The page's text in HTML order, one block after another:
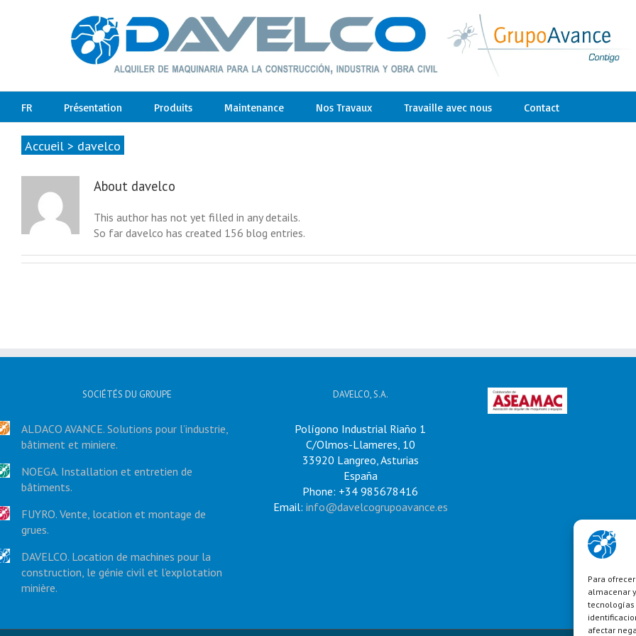
Para
almacenar
tecnologías
afectar
FR Présentation Produits Maintenance Nos Travaux Travaille avec nous Contact
Accueil > davelco
About davelco
This author has not yet filled in any details.
So far davelco has created 156 blog entries.
SOCIÉTÉS DU GROUPE
ALDACO AVANCE. Solutions pour l’industrie,
bâtiment et miniere.
NOEGA. Installation et entretien de
bâtiments.
FUYRO. Vente, location et montage de
grues.
DAVELCO. Location de machines pour la
construction, le génie civil et l’explotation
minière.
DAVELCO, S.A.
Polígono Industrial Riaño 1
C/Olmos-Llameres, 10
33920 Langreo, Asturias
España
Phone: +34 985678416
Email: info@davelcogrupoavance.es